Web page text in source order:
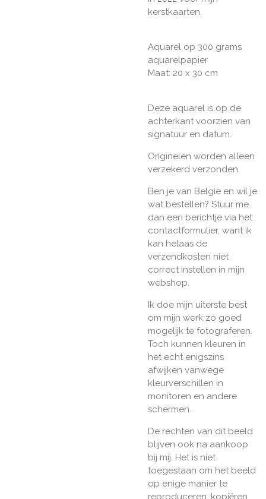
kerstkaarten.
Aquarel op 300 grams
aquarelpapier
Maat: 20 x 30 cm
Deze aquarel is op de
achterkant voorzien van
signatuur en datum.
Originelen worden alleen
verzekerd verzonden.
Ben je van Belgie en wil je
wat bestellen? Stuur me
dan een berichtje via het
contactformulier, want ik
kan helaas de
verzendkosten niet
correct instellen in mijn
webshop.
Ik doe mijn uiterste best
om mijn werk zo goed
mogelijk te fotograferen.
Toch kunnen kleuren in
het echt enigszins
afwijken vanwege
kleurverschillen in
monitoren en andere
schermen.
De rechten van dit beeld
blijven ook na aankoop
bij mij. Het is niet
toegestaan om het beeld
op enige manier te
reproduceren, kopiëren